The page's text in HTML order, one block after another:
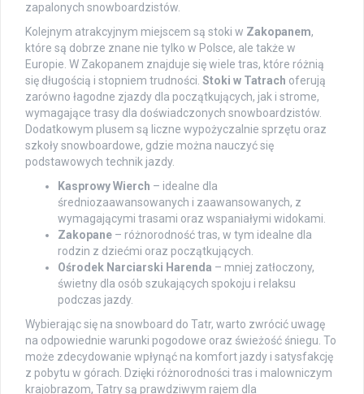
zapalonych snowboardzistów.
Kolejnym atrakcyjnym miejscem są stoki w Zakopanem,
które są dobrze znane nie tylko w Polsce, ale także w
Europie. W Zakopanem znajduje się wiele tras, które różnią
się długością i stopniem trudności. Stoki w Tatrach oferują
zarówno łagodne zjazdy dla początkujących, jak i strome,
wymagające trasy dla doświadczonych snowboardzistów.
Dodatkowym plusem są liczne wypożyczalnie sprzętu oraz
szkoły snowboardowe, gdzie można nauczyć się
podstawowych technik jazdy.
Kasprowy Wierch – idealne dla
średniozaawansowanych i zaawansowanych, z
wymagającymi trasami oraz wspaniałymi widokami.
Zakopane – różnorodność tras, w tym idealne dla
rodzin z dziećmi oraz początkujących.
Ośrodek Narciarski Harenda – mniej zatłoczony,
świetny dla osób szukających spokoju i relaksu
podczas jazdy.
Wybierając się na snowboard do Tatr, warto zwrócić uwagę
na odpowiednie warunki pogodowe oraz świeżość śniegu. To
może zdecydowanie wpłynąć na komfort jazdy i satysfakcję
z pobytu w górach. Dzięki różnorodności tras i malowniczym
krajobrazom, Tatry są prawdziwym rajem dla